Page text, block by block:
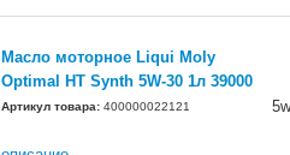
Масло моторное Liqui Moly
Optimal HT Synth 5W-30 1л 39000
Артикул товара: 400000022121